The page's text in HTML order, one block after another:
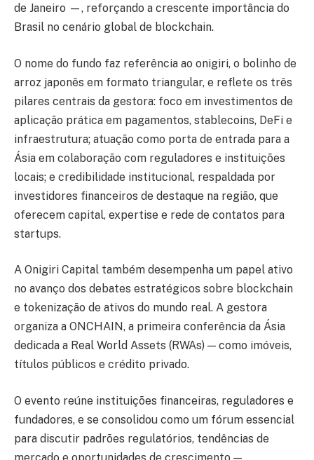
de Janeiro —, reforçando a crescente importância do
Brasil no cenário global de blockchain.
O nome do fundo faz referência ao onigiri, o bolinho de
arroz japonês em formato triangular, e reflete os três
pilares centrais da gestora: foco em investimentos de
aplicação prática em pagamentos, stablecoins, DeFi e
infraestrutura; atuação como porta de entrada para a
Ásia em colaboração com reguladores e instituições
locais; e credibilidade institucional, respaldada por
investidores financeiros de destaque na região, que
oferecem capital, expertise e rede de contatos para
startups.
A Onigiri Capital também desempenha um papel ativo
no avanço dos debates estratégicos sobre blockchain
e tokenização de ativos do mundo real. A gestora
organiza a ONCHAIN, a primeira conferência da Ásia
dedicada a Real World Assets (RWAs) — como imóveis,
títulos públicos e crédito privado.
O evento reúne instituições financeiras, reguladores e
fundadores, e se consolidou como um fórum essencial
para discutir padrões regulatórios, tendências de
mercado e oportunidades de crescimento —